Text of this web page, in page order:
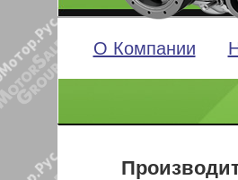
О Компании